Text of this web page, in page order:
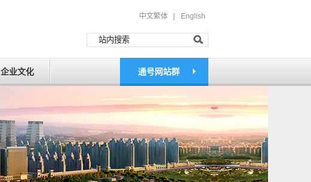
中文繁体 | English
企业文化 通号网站群